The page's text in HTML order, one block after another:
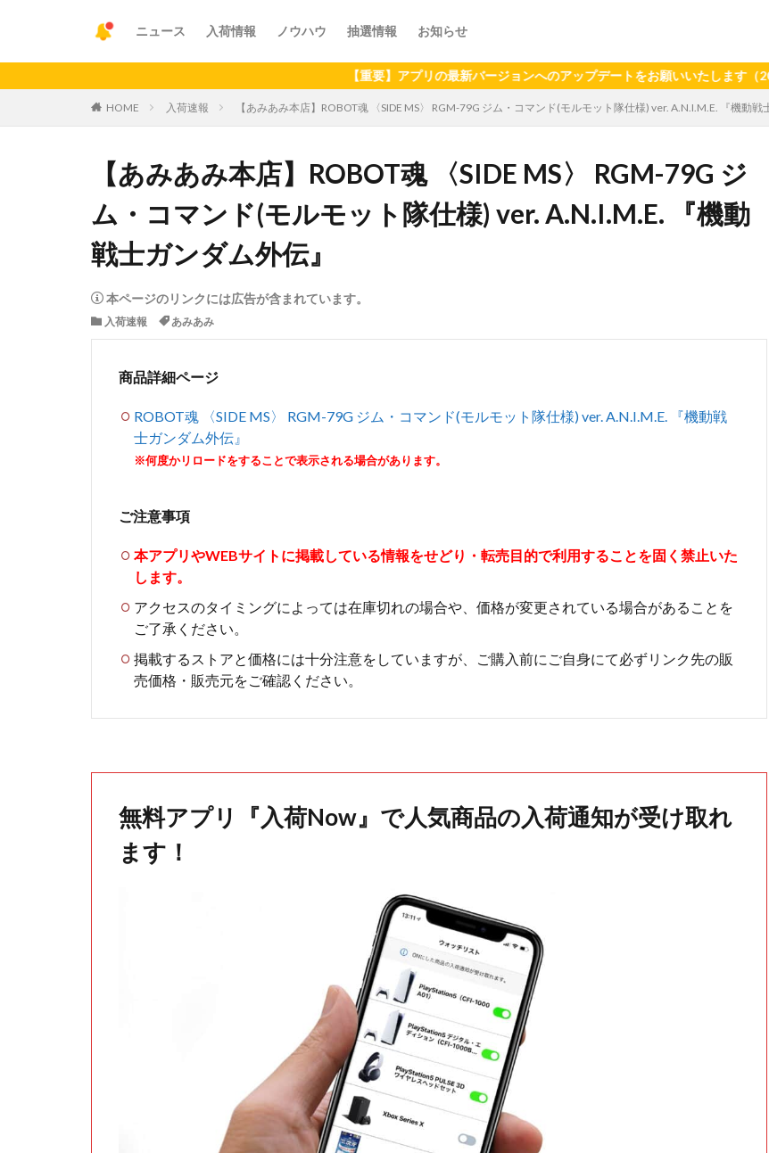
ニュース 入荷情報 ノウハウ 抽選情報 お知らせ
【重要】アプリの最新バージョンへのアップデートをお願いいたします（2024年6
HOME 入荷速報 【あみあみ本店】ROBOT魂 〈SIDE MS〉 RGM-79G ジム・コマンド(モルモット隊仕様) ver. A.N.I.M.E. 『機動戦
【あみあみ本店】ROBOT魂 〈SIDE MS〉 RGM-79G ジ
ム・コマンド(モルモット隊仕様) ver. A.N.I.M.E. 『機動
戦士ガンダム外伝』
本ページのリンクには広告が含まれています。
入荷速報 あみあみ
商品詳細ページ
ROBOT魂 〈SIDE MS〉 RGM-79G ジム・コマンド(モルモット隊仕様) ver. A.N.I.M.E. 『機動戦
士ガンダム外伝』
※何度かリロードをすることで表示される場合があります。
ご注意事項
本アプリやWEBサイトに掲載している情報をせどり・転売目的で利用することを固く禁止いた
します。
アクセスのタイミングによっては在庫切れの場合や、価格が変更されている場合があることを
ご了承ください。
掲載するストアと価格には十分注意をしていますが、ご購入前にご自身にて必ずリンク先の販
売価格・販売元をご確認ください。
無料アプリ『入荷Now』で人気商品の入荷通知が受け取れ
ます！